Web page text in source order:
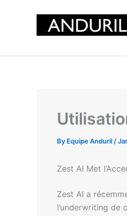
By Equipe Anduril /
Zest AI Met
Zest AI a
l’underwriting de